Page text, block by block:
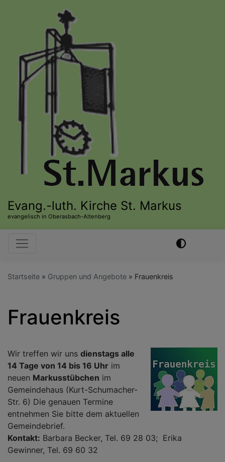
Evang.-luth. Kirche St. Markus
evangelisch in Oberasbach-Altenberg
Hauptnavigation
Startseite Gruppen und Angebote Frauenkreis
Frauenkreis
Wir treffen wir uns dienstags alle
14 Tage von 14 bis 16 Uhr im
neuen Markusstübchen im
Gemeindehaus (Kurt-Schumacher-
Str. 6) Die genauen Termine
entnehmen Sie bitte dem aktuellen
Gemeindebrief.
Kontakt: Barbara Becker, Tel. 69 28 03; Erika
Gewinner, Tel. 69 60 32